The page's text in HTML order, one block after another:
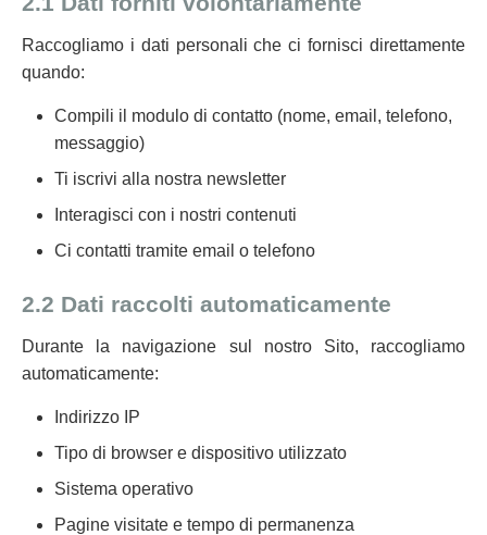
Raccogliamo i dati personali che ci fornisci direttamente
quando:
Compili il modulo di contatto (nome, email, telefono,
messaggio)
Ti iscrivi alla nostra newsletter
Interagisci con i nostri contenuti
Ci contatti tramite email o telefono
2.2 Dati raccolti automaticamente
Durante la navigazione sul nostro Sito, raccogliamo
automaticamente:
Indirizzo IP
Tipo di browser e dispositivo utilizzato
Sistema operativo
Pagine visitate e tempo di permanenza